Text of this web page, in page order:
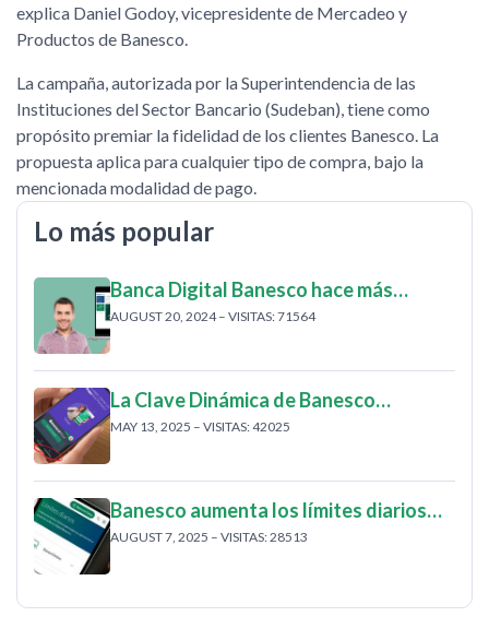
explica Daniel Godoy, vicepresidente de Mercadeo y
Productos de Banesco.
La campaña, autorizada por la Superintendencia de las
Instituciones del Sector Bancario (Sudeban), tiene como
propósito premiar la fidelidad de los clientes Banesco. La
propuesta aplica para cualquier tipo de compra, bajo la
mencionada modalidad de pago.
Lo más popular
Banca Digital Banesco hace más…
AUGUST 20, 2024 – VISITAS: 71564
La Clave Dinámica de Banesco…
MAY 13, 2025 – VISITAS: 42025
Banesco aumenta los límites diarios…
AUGUST 7, 2025 – VISITAS: 28513